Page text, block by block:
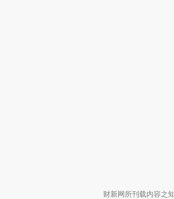
财新网所刊载内容之